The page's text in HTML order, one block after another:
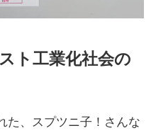
ト工業化社会の
た、スプツニ子！さんな